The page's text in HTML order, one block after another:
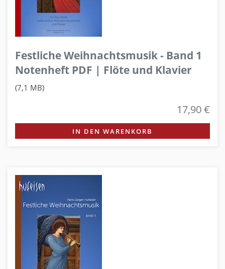
Festliche Weihnachtsmusik - Band 1
Notenheft PDF | Flöte und Klavier
(7,1 MB)
17,90 €
IN DEN WARENKORB